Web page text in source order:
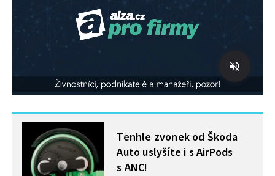
MOHLO BY VÁS ZAJÍMAT
Tenhle zvonek od Škoda
Auto uslyšíte i s AirPods
s ANC!